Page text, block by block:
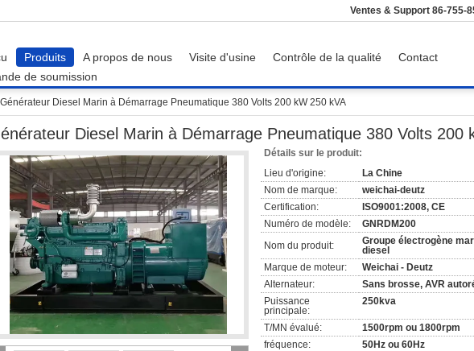
Ventes & Support 86-755-
Produits A propos de nous Visite d'usine Contrôle de la qualité
Contact
de soumission
Générateur Diesel Marin à Démarrage Pneumatique 380 Volts 200 kW 250 kVA
Diesel Marin à Démarrage Pneumatique 380 Volts 200
Détails sur le produit:
Lieu d'origine:
La Chine
Nom de marque:
weichai-deutz
Certification:
ISO9001:2008, CE
Numéro de modèle:
GNRDM200
Nom du produit:
Groupe électrogène
diesel
Marque de moteur:
Weichai - Deutz
Alternateur:
Sans brosse, AVR
Puissance
principale:
250kva
T/MN évalué:
1500rpm ou 1800rpm
fréquence:
50Hz ou 60Hz